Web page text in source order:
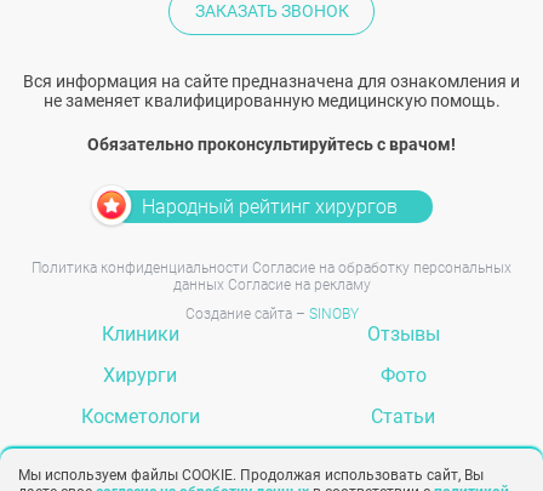
ЗАКАЗАТЬ ЗВОНОК
Вся информация на сайте предназначена для ознакомления и
не заменяет квалифицированную медицинскую помощь.
Обязательно проконсультируйтесь с врачом!
Народный рейтинг хирургов
Политика конфиденциальности Согласие на обработку персональных
данных Согласие на рекламу
Создание сайта – SINOBY
Клиники
Хирурги
Косметологи
Отзывы
Фото
Статьи
Мы используем файлы COOKIE. Продолжая использовать сайт, Вы